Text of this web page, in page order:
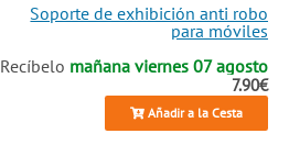
Soporte de exhibición anti robo
para móviles
Recíbelo mañana viernes 07 agosto
7.90€
Añadir a la Cesta